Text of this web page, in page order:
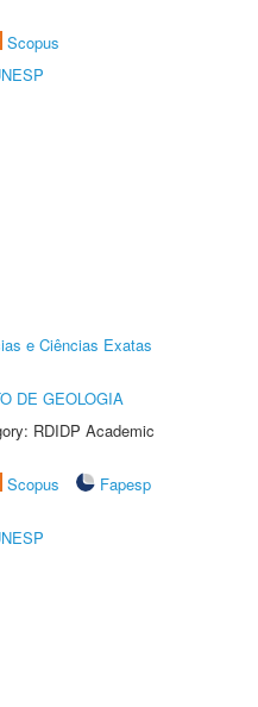
Scopus
e Ciências Exatas
DE GEOLOGIA
RDIDP Academic
Scopus
Fapesp